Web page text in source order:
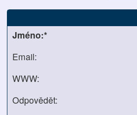
Jméno:*
Email:
WWW:
Odpovědět: